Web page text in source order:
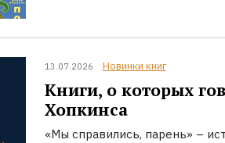
13.07.2026 Новинки книг
Книги, о которых
Хопкинса
«Мы справились, парень» –